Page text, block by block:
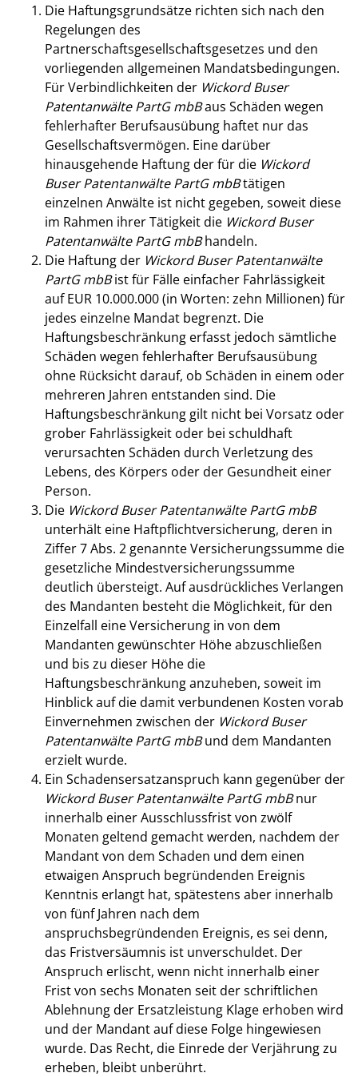
Die Haftungsgrundsätze richten sich nach den
Regelungen des
Partnerschaftsgesellschaftsgesetzes und den
vorliegenden allgemeinen Mandatsbedingungen.
Für Verbindlichkeiten der Wickord Buser
Patentanwälte PartG mbBaus Schäden wegen
fehlerhafter Berufsausübung haftet nur das
Gesellschaftsvermögen. Eine darüber
hinausgehende Haftung der für die Wickord
Buser Patentanwälte PartG mbBtätigen
einzelnen Anwälte ist nicht gegeben, soweit diese
im Rahmen ihrer Tätigkeit die Wickord Buser
Patentanwälte PartG mbBhandeln.
Die Haftung der Wickord Buser Patentanwälte
PartG mbBist für Fälle einfacher Fahrlässigkeit
auf EUR 10.000.000 (in Worten: zehn Millionen) für
jedes einzelne Mandat begrenzt. Die
Haftungsbeschränkung erfasst jedoch sämtliche
Schäden wegen fehlerhafter Berufsausübung
ohne Rücksicht darauf, ob Schäden in einem oder
mehreren Jahren entstanden sind. Die
Haftungsbeschränkung gilt nicht bei Vorsatz oder
grober Fahrlässigkeit oder bei schuldhaft
verursachten Schäden durch Verletzung des
Lebens, des Körpers oder der Gesundheit einer
Person.
Die Wickord Buser Patentanwälte PartG mbB
unterhält eine Haftpflichtversicherung, deren in
Ziffer 7 Abs. 2 genannte Versicherungssumme die
gesetzliche Mindestversicherungssumme
deutlich übersteigt. Auf ausdrückliches Verlangen
des Mandanten besteht die Möglichkeit, für den
Einzelfall eine Versicherung in von dem
Mandanten gewünschter Höhe abzuschließen
und bis zu dieser Höhe die
Haftungsbeschränkung anzuheben, soweit im
Hinblick auf die damit verbundenen Kosten vorab
Einvernehmen zwischen der Wickord Buser
Patentanwälte PartG mbBund dem Mandanten
erzielt wurde.
Ein Schadensersatzanspruch kann gegenüber der
Wickord Buser Patentanwälte PartG mbBnur
innerhalb einer Ausschlussfrist von zwölf
Monaten geltend gemacht werden, nachdem der
Mandant von dem Schaden und dem einen
etwaigen Anspruch begründenden Ereignis
Kenntnis erlangt hat, spätestens aber innerhalb
von fünf Jahren nach dem
anspruchsbegründenden Ereignis, es sei denn,
das Fristversäumnis ist unverschuldet. Der
Anspruch erlischt, wenn nicht innerhalb einer
Frist von sechs Monaten seit der schriftlichen
Ablehnung der Ersatzleistung Klage erhoben wird
und der Mandant auf diese Folge hingewiesen
wurde. Das Recht, die Einrede der Verjährung zu
erheben, bleibt unberührt.